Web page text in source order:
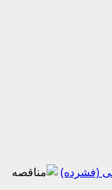
(فشرده)